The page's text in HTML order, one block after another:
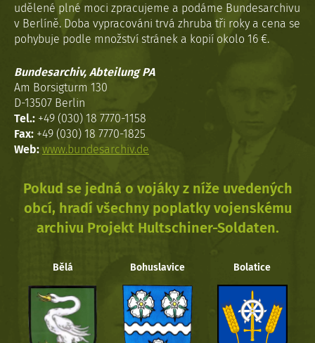
udělené plné moci zpracujeme a podáme Bundesarchivu
v Berlíně. Doba vypracováni trvá zhruba tři roky a cena se
pohybuje podle množství stránek a kopií okolo 16 €.
Bundesarchiv, Abteilung PA
Am Borsigturm 130
D-13507 Berlin
Tel.: +49 (030) 18 7770-1158
Fax: +49 (030) 18 7770-1825
Web: www.bundesarchiv.de
Pokud se jedná o vojáky z níže uvedených
obcí, hradí všechny poplatky vojenskému
archivu Projekt Hultschiner-Soldaten.
Bělá Bohuslavice Bolatice